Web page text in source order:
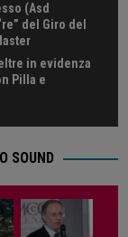
(Asd
del Giro del
in evidenza
Pilla e
SOUND